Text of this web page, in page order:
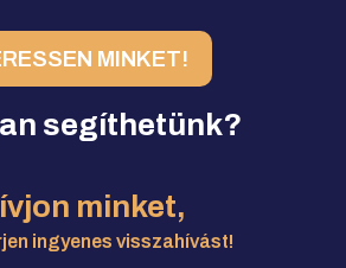
MINKET!
segíthetünk?
minket,
ingyenes visszahívást!